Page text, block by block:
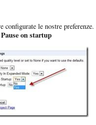
configurate le nostre
on startup